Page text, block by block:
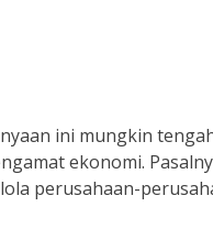
ini mungkin
ekonomi.
perusahaan-